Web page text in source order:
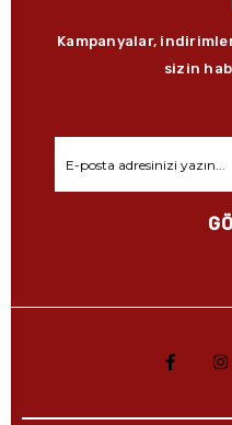
Kampanyalar,
sizin